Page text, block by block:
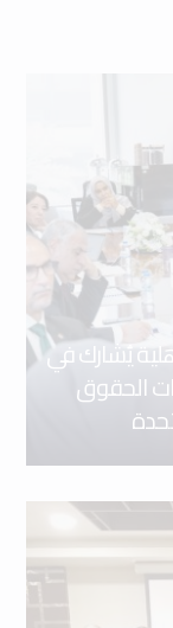
يُشارك في
الحقوق